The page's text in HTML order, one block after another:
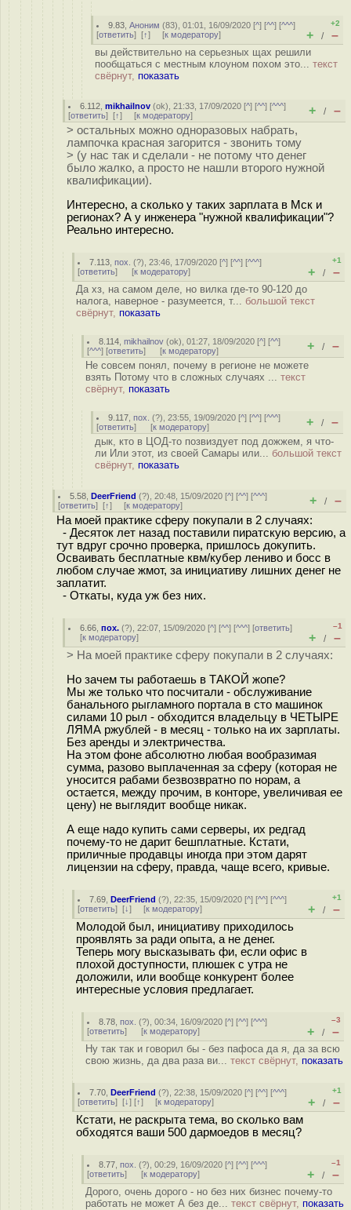
9.83 ,Аноним (83), 01:01, 16/09/2020 [^] [^^] [^^^]
[ответить] [↑] [к модератору]
+2
+ / –
вы действительно на серьезных щах решили
пообщаться с местным клоуном похом это... текст
свёрнут, показать
6.112 ,mikhailnov (ok), 21:33, 17/09/2020 [^] [^^] [^^^]
[ответить] [↑] [к модератору] + / –
> остальных можно одноразовых набрать,
лампочка красная загорится - звонить тому
> (у нас так и сделали - не потому что денег
было жалко, а просто не нашли второго нужной
квалификации).
Интересно, а сколько у таких зарплата в Мск и
регионах? А у инженера "нужной квалификации"?
Реально интересно.
7.113 ,пох. (?), 23:46, 17/09/2020 [^] [^^] [^^^]
[ответить] [к модератору]
+1
+ / –
Да хз, на самом деле, но вилка где-то 90-120 до
налога, наверное - разумеется, т... большой текст
свёрнут, показать
8.114 ,mikhailnov (ok), 01:27, 18/09/2020 [^] [^^]
[^^^] [ответить] [к модератору] + / –
Не совсем понял, почему в регионе не можете
взять Потому что в сложных случаях ... текст
свёрнут, показать
9.117 ,пох. (?), 23:55, 19/09/2020 [^] [^^] [^^^]
[ответить] [к модератору] + / –
дык, кто в ЦОД-то позвиздует под дожжем, я что-
ли Или этот, из своей Самары или... большой текст
свёрнут, показать
5.58 ,DeerFriend (?), 20:48, 15/09/2020 [^] [^^] [^^^]
[ответить] [↑] [к модератору] + / –
На моей практике сферу покупали в 2 случаях:
- Десяток лет назад поставили пиратскую версию, а
тут вдруг срочно проверка, пришлось докупить.
Осваивать бесплатные квм/кубер лениво и босс в
любом случае жмот, за инициативу лишних денег не
заплатит.
- Откаты, куда уж без них.
6.66 ,пох. (?), 22:07, 15/09/2020 [^] [^^] [^^^] [ответить]
[к модератору]
–1
+ / –
> На моей практике сферу покупали в 2 случаях:
Но зачем ты работаешь в ТАКОЙ жопе?
Мы же только что посчитали - обслуживание
банального рыгламного портала в сто машинок
силами 10 рыл - обходится владельцу в ЧЕТЫРЕ
ЛЯМА ржублей - в месяц - только на их зарплаты.
Без аренды и электричества.
На этом фоне абсолютно любая вообразимая
сумма, разово выплаченная за сферу (которая не
уносится рабами безвозвратно по норам, а
остается, между прочим, в конторе, увеличивая ее
цену) не выглядит вообще никак.
А еще надо купить сами серверы, их редгад
почему-то не дарит 6ешплатные. Кстати,
приличные продавцы иногда при этом дарят
лицензии на сферу, правда, чаще всего, кривые.
7.69 ,DeerFriend (?), 22:35, 15/09/2020 [^] [^^] [^^^]
[ответить] [↓] [к модератору]
+1
+ / –
Молодой был, инициативу приходилось
проявлять за ради опыта, а не денег.
Теперь могу высказывать фи, если офис в
плохой доступности, плюшек с утра не
доложили, или вообще конкурент более
интересные условия предлагает.
8.78 ,пох. (?), 00:34, 16/09/2020 [^] [^^] [^^^]
[ответить] [к модератору]
–3
+ / –
Ну так так и говорил бы - без пафоса да я, да за всю
свою жизнь, да два раза ви... текст свёрнут, показать
7.70 ,DeerFriend (?), 22:38, 15/09/2020 [^] [^^] [^^^]
[ответить] [↓] [↑] [к модератору]
+1
+ / –
Кстати, не раскрыта тема, во сколько вам
обходятся ваши 500 дармоедов в месяц?
8.77 ,пох. (?), 00:29, 16/09/2020 [^] [^^] [^^^]
[ответить] [к модератору]
–1
+ / –
Дорого, очень дорого - но без них бизнес почему-то
работать не может А без де... текст свёрнут, показать